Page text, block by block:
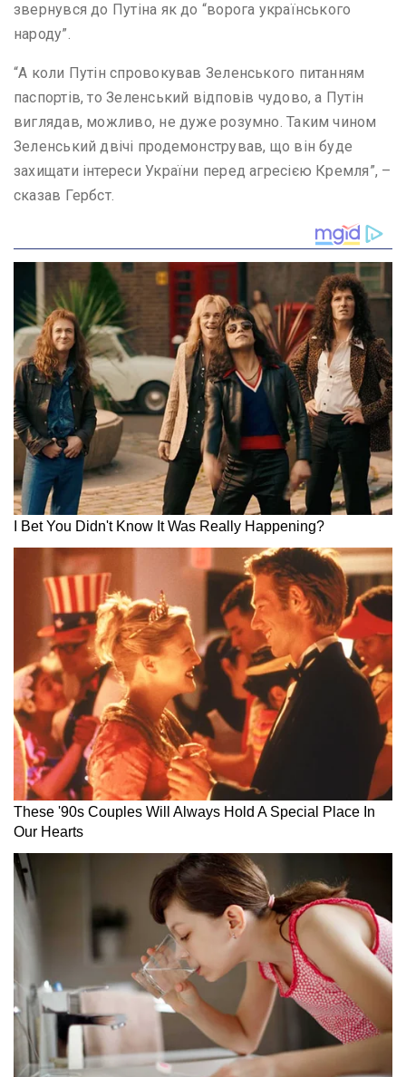
звернувся до Путіна як до “ворога українського
народу”.
“А коли Путін спровокував Зеленського питанням
паспортів, то Зеленський відповів чудово, а Путін
виглядав, можливо, не дуже розумно. Таким чином
Зеленський двічі продемонстрував, що він буде
захищати інтереси України перед агресією Кремля”, –
сказав Гербст.